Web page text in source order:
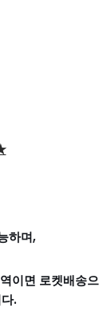
하며,
이면 로켓배송으
.